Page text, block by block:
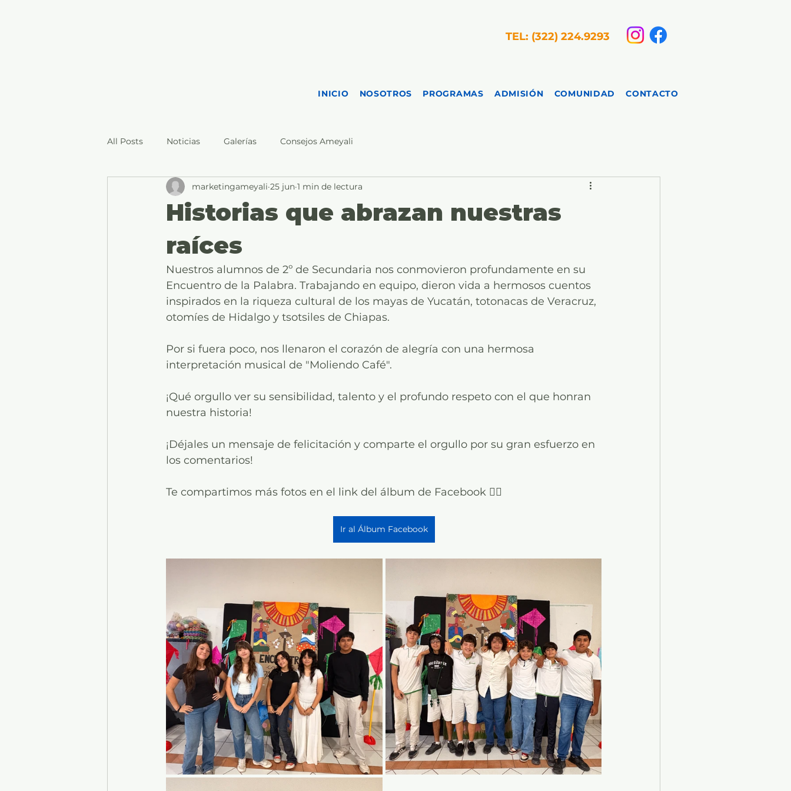
TEL: (322) 224.9293
INICIO NOSOTROS PROGRAMAS ADMISIÓN COMUNIDAD CONTACTO
All Posts Noticias Galerías Consejos Ameyali
Historias que abrazan nuestras
raíces
marketingameyali 25 jun 1 min de lectura
Nuestros alumnos de 2º de Secundaria nos conmovieron profundamente en su
Encuentro de la Palabra. Trabajando en equipo, dieron vida a hermosos cuentos
inspirados en la riqueza cultural de los mayas de Yucatán, totonacas de Veracruz,
otomíes de Hidalgo y tsotsiles de Chiapas.
Por si fuera poco, nos llenaron el corazón de alegría con una hermosa
interpretación musical de "Moliendo Café".
¡Qué orgullo ver su sensibilidad, talento y el profundo respeto con el que honran
nuestra historia!
¡Déjales un mensaje de felicitación y comparte el orgullo por su gran esfuerzo en
los comentarios!
Te compartimos más fotos en el link del álbum de Facebook 👇🏼
Ir al Álbum Facebook